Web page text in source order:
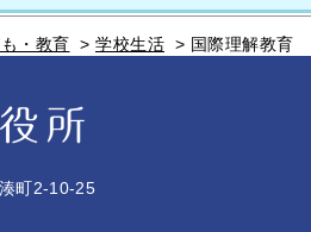
・教育 > 学校生活 > 国際理解教育
町2-10-25